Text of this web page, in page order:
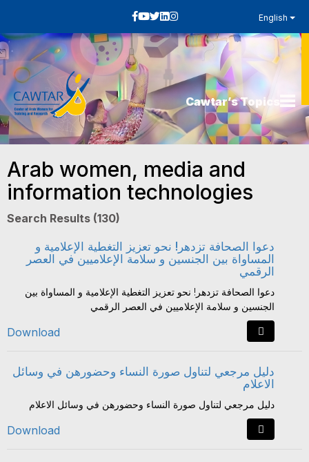
English
Cawtar’s Topics
Arab women, media and
information technologies
Search Results (130)
دعوا الصحافة تزدهر! نحو تعزيز التغطية الإعلامية و
المساواة بين الجنسين و سلامة الإعلاميين في العصر
الرقمي
دعوا الصحافة تزدهر! نحو تعزيز التغطية الإعلامية و المساواة بين
الجنسين و سلامة الإعلاميين في العصر الرقمي
Download
دليل مرجعي لتناول صورة النساء وحضورهن في وسائل
الاعلام
دليل مرجعي لتناول صورة النساء وحضورهن في وسائل الاعلام
Download